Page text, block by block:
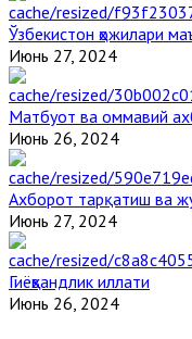
Ўзбекистон ҳожилари
Июнь 27, 2024
Матбуот ва оммавий
Июнь 26, 2024
Ахборот тарқатиш ва
Июнь 27, 2024
Гиёҳвандлик иллати
Июнь 26, 2024